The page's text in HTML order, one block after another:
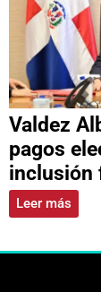
Valdez
pagos
inclusión
Leer más